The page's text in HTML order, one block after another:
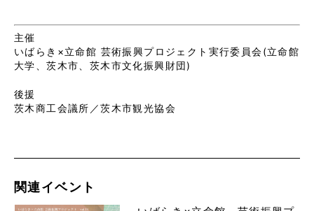
主催
いばらき×立命館 芸術振興プロジェクト実行委員会(立命館
大学、茨木市、茨木市文化振興財団)
後援
茨木商工会議所／茨木市観光協会
関連イベント